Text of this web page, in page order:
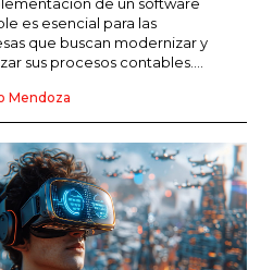
DE POSICIONAMIENTO WEB
ENLACES
DIGITAL
PRODUCTOS
de un software
es esencial para las
que buscan modernizar y
sus procesos contables....
Mendoza